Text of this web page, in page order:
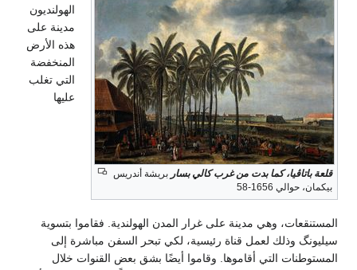
قلعة باتاڤيا، كما بدت من غرب كالي بسار بريشة أندريس
بيكمان، حوالي 1656-58
الهولنديون
مدينة على
هذه الأرض
المنخفضة
التي تغلب
عليها
المستنقعات، وهي مدينة على غرار المدن الهولندية. فقاموا بتسوية
سيليونگ وذلك لعمل قناة رئيسية، لكي تبحر السفن مباشرة إلى
المستوطنات التي أقاموها. وقاموا أيضًا بشق بعض القنوات خلال